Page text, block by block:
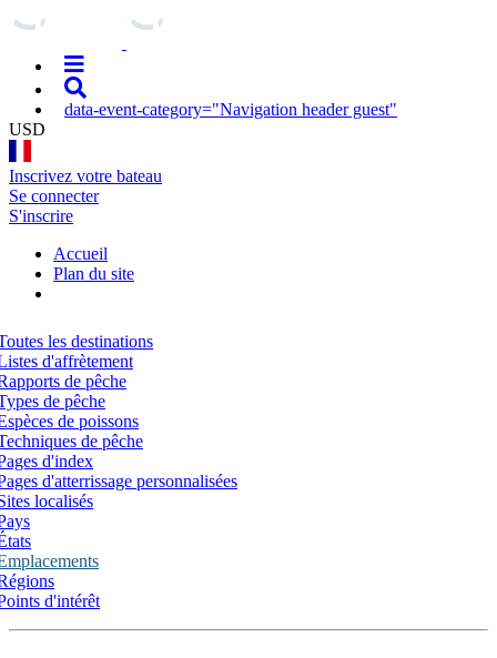
data-event-category="Navigation header guest"
USD
Inscrivez votre bateau
Se connecter
S'inscrire
Accueil
Plan du site
les destinations
d'affrètement
de pêche
de pêche
de poissons
de pêche
d'index
d'atterrissage personnalisées
localisés
d'intérêt